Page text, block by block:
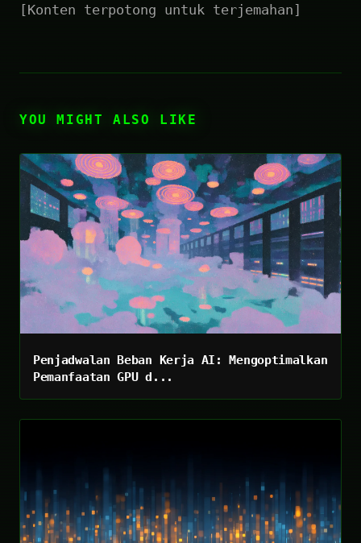
[Konten terpotong untuk terjemahan]
YOU MIGHT ALSO LIKE
Penjadwalan Beban Kerja AI: Mengoptimalkan
Pemanfaatan GPU d...